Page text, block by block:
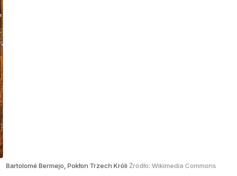
Bartolomé Bermejo, Pokłon Trzech Króli Źródło: Wikimedia Commons